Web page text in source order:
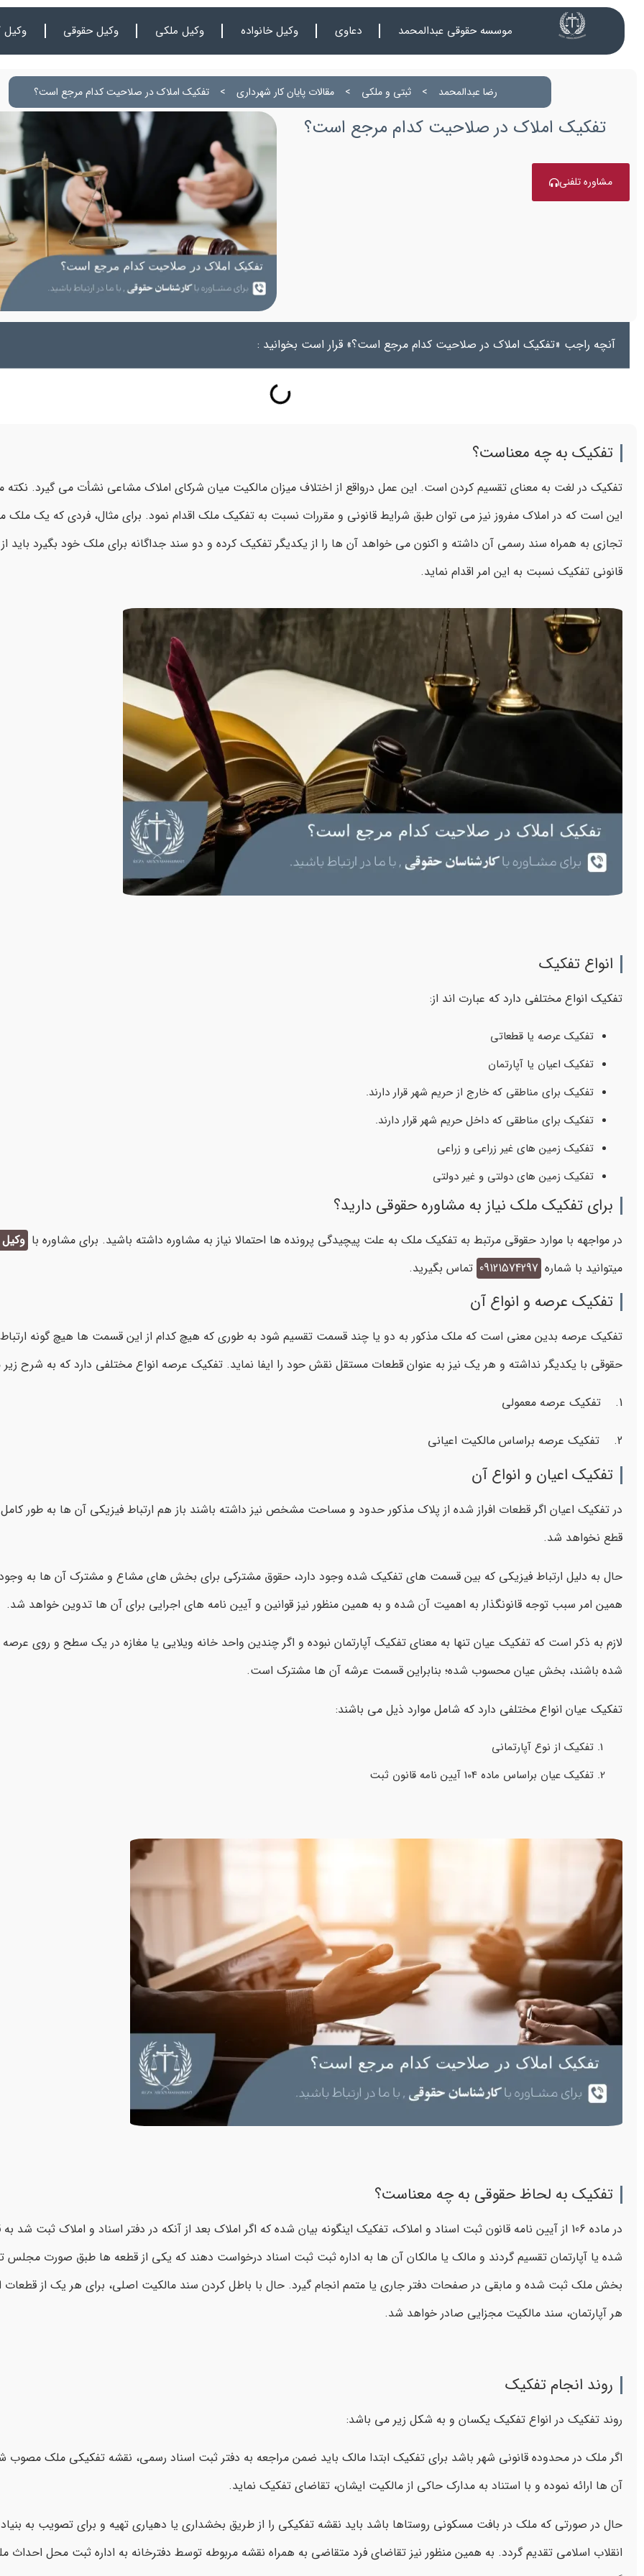
موسسه حقوقی عبدالمحمد دعاوی وکیل خانواده وکیل ملکی وکیل حقوقی وکیل
رضا عبدالمحمد > ثبتی و ملکی > مقالات پایان کار شهرداری > تفکیک املاک در صلاحیت کدام مرجع است؟
تفکیک املاک در صلاحیت کدام مرجع است؟
مشاوره تلفنی
آنچه راجب «تفکیک املاک در صلاحیت کدام مرجع است؟» قرار است بخوانید :
تفکیک به چه معناست؟
تفکیک در لغت به معنای تقسیم کردن است. این عمل درواقع از اختلاف میزان مالکیت میان شرکای املاک مشاعی نشأت می گیرد. نکته
این است که در املاک مفروز نیز می توان طبق شرایط قانونی و مقررات نسبت به تفکیک ملک اقدام نمود. برای مثال، فردی که یک ملک
تجازی به همراه سند رسمی آن داشته و اکنون می خواهد آن ها را از یکدیگر تفکیک کرده و دو سند جداگانه برای ملک خود بگیرد باید
قانونی تفکیک نسبت به این امر اقدام نماید.
انواع تفکیک
تفکیک انواع مختلفی دارد که عبارت اند از:
تفکیک عرصه یا قطعاتی
تفکیک اعیان یا آپارتمان
تفکیک برای مناطقی که خارج از حریم شهر قرار دارند.
تفکیک برای مناطقی که داخل حریم شهر قرار دارند.
تفکیک زمین های غیر زراعی و زراعی
تفکیک زمین های دولتی و غیر دولتی
برای تفکیک ملک نیاز به مشاوره حقوقی دارید؟
در مواجهه با موارد حقوقی مرتبط به تفکیک ملک به علت پیچیدگی پرونده ها احتمالا نیاز به مشاوره داشته باشید. برای مشاوره با
میتوانید با شماره 09121574297 تماس بگیرید.
تفکیک عرصه و انواع آن
تفکیک عرصه بدین معنی است که ملک مذکور به دو یا چند قسمت تقسیم شود به طوری که هیچ کدام از این قسمت ها هیچ گونه ارتباط
حقوقی با یکدیگر نداشته و هر یک نیز به عنوان قطعات مستقل نقش حود را ایفا نماید. تفکیک عرصه انواع مختلفی دارد که به شرح
1. تفکیک عرصه معمولی
2. تفکیک عرصه براساس مالکیت اعیانی
تفکیک اعیان و انواع آن
در تفکیک اعیان اگر قطعات افراز شده از پلاک مذکور حدود و مساحت مشخص نیز داشته باشند باز هم ارتباط فیزیکی آن ها به طور کامل
قطع نخواهد شد.
حال به دلیل ارتباط فیزیکی که بین قسمت های تفکیک شده وجود دارد، حقوق مشترکی برای بخش های مشاع و مشترک آن ها به
همین امر سبب توجه قانونگذار به اهمیت آن شده و به همین منظور نیز قوانین و آیین نامه های اجرایی برای آن ها تدوین خواهد شد.
لازم به ذکر است که تفکیک عیان تنها به معنای تفکیک آپارتمان نبوده و اگر چندین واحد خانه ویلایی یا مغازه در یک سطح و روی
شده باشند، بخش عیان محسوب شده؛ بنابراین قسمت عرشه آن ها مشترک است.
تفکیک عیان انواع مختلفی دارد که شامل موارد ذیل می باشند:
تفکیک از نوع آپارتمانی
تفکیک عیان براساس ماده 104 آیین نامه قانون ثبت
تفکیک به لحاظ حقوقی به چه معناست؟
در ماده 106 از آیین نامه قانون ثبت اسناد و املاک، تفکیک اینگونه بیان شده که اگر املاک بعد از آنکه در دفتر اسناد و املاک ثبت شد
شده یا آپارتمان تقسیم گردند و مالک یا مالکان آن ها به اداره ثبت ثبت اسناد درخواست دهند که یکی از قطعه ها طبق صورت مجلس
بخش ملک ثبت شده و مابقی در صفحات دفتر جاری یا متمم انجام گیرد. حال با باطل کردن سند مالکیت اصلی، برای هر یک از قطعات
هر آپارتمان، سند مالکیت مجزایی صادر خواهد شد.
روند انجام تفکیک
روند تفکیک در انواع تفکیک یکسان و به شکل زیر می باشد:
اگر ملک در محدوده قانونی شهر باشد برای تفکیک ابتدا مالک باید ضمن مراجعه به دفتر ثبت اسناد رسمی، نقشه تفکیکی ملک مصوب
آن ها ارائه نموده و با استناد به مدارک حاکی از مالکیت ایشان، تقاضای تفکیک نماید.
حال در صورتی که ملک در بافت مسکونی روستاها باشد باید نقشه تفکیکی را از طریق بخشداری یا دهیاری تهیه و برای تصویب به
انقلاب اسلامی تقدیم گردد. به همین منظور نیز تقاضای فرد متقاضی به همراه نقشه مربوطه توسط دفترخانه به اداره ثبت محل احداث